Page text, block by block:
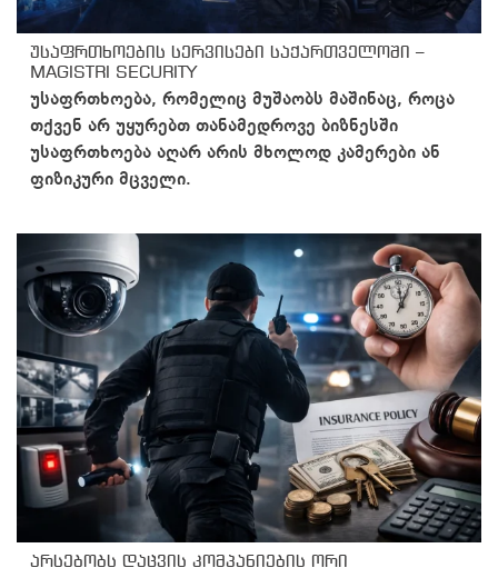
უსაფრთხოების სერვისები საქართველოში –
MAGISTRI SECURITY
უსაფრთხოება, რომელიც მუშაობს მაშინაც, როცა
თქვენ არ უყურებთ თანამედროვე ბიზნესში
უსაფრთხოება აღარ არის მხოლოდ კამერები ან
ფიზიკური მცველი.
არსებობს დაცვის კომპანიების ორი